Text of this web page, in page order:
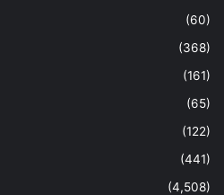
(60)
(368)
(161)
(65)
(122)
(441)
(4,508)